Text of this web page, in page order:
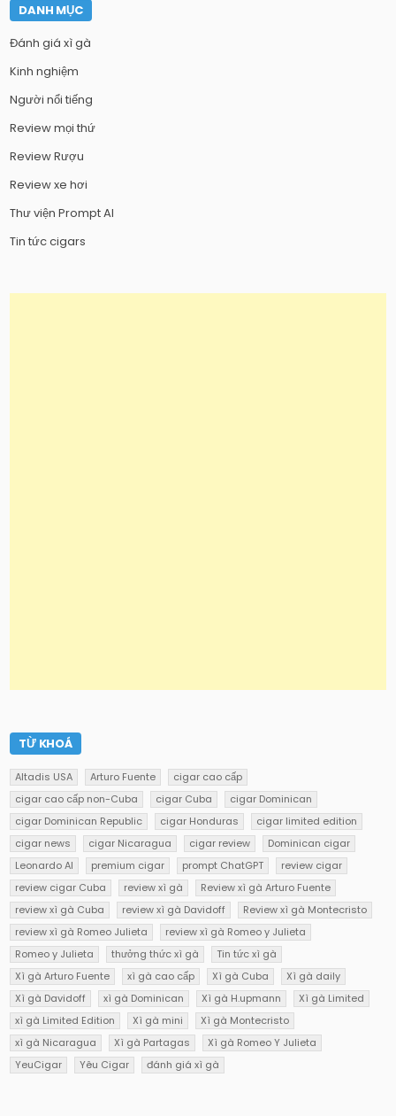
DANH MỤC
Đánh giá xì gà
Kinh nghiệm
Người nổi tiếng
Review mọi thứ
Review Rượu
Review xe hơi
Thư viện Prompt AI
Tin tức cigars
TỪ KHOÁ
Altadis USA Arturo Fuente
cigar cao cấp
cigar cao cấp non-Cuba
cigar Cuba
cigar Dominican
cigar Dominican Republic
cigar Honduras
cigar limited edition
cigar news
cigar Nicaragua cigar review
Dominican cigar
Leonardo AI
premium cigar prompt ChatGPT
review cigar
review cigar Cuba
review xì gà
Review xì gà Arturo Fuente
review xì gà Cuba
review xì gà Davidoff
Review xì gà Montecristo
review xì gà Romeo Julieta
review xì gà Romeo y Julieta
Romeo y Julieta
thưởng thức xì gà
Tin tức xì gà
Xì gà Arturo Fuente
xì gà cao cấp Xì gà Cuba
Xì gà daily
Xì gà Davidoff
xì gà Dominican Xì gà H.upmann
Xì gà Limited
xì gà Limited Edition
Xì gà mini
Xì gà Montecristo
xì gà Nicaragua
Xì gà Partagas
Xì gà Romeo Y Julieta
YeuCigar
Yêu Cigar đánh giá xì gà